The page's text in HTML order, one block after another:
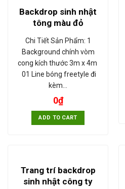
Backdrop sinh nhật
tông màu đỏ
Chi Tiết Sản Phẩm: 1
Background chính vòm
cong kích thước 3m x 4m
01 Line bóng freetyle đi
kèm…
0₫
ADD TO CART
Trang trí backdrop
sinh nhật công ty